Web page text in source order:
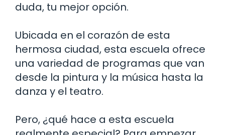
duda, tu mejor opción.
Ubicada en el corazón de esta
hermosa ciudad, esta escuela ofrece
una variedad de programas que van
desde la pintura y la música hasta la
danza y el teatro.
Pero, ¿qué hace a esta escuela